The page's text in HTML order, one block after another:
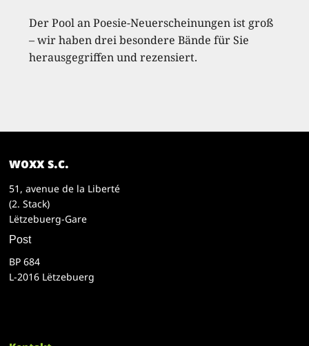
Der Pool an Poesie-Neuerscheinungen ist groß
– wir haben drei besondere Bände für Sie
herausgegriffen und rezensiert.
woxx s.c.
51, avenue de la Liberté
(2. Stack)
Lëtzebuerg-Gare
Post
BP 684
L-2016 Lëtzebuerg